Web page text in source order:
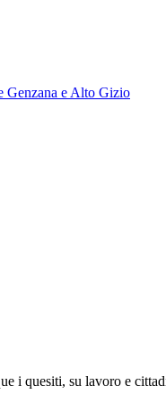
Genzana e Alto Gizio
i quesiti, su lavoro e